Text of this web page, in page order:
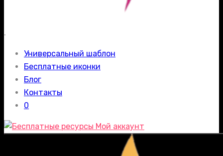
.
Универсальный шаблон
Бесплатные иконки
Блог
Контакты
0
Мой аккаунт